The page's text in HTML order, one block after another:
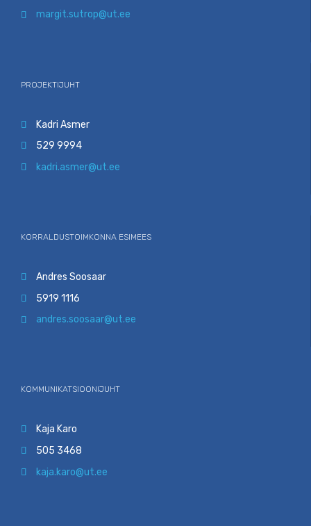
 margit.sutrop@ut.ee
PROJEKTIJUHT
 Kadri Asmer
 529 9994
 kadri.asmer@ut.ee
KORRALDUSTOIMKONNA ESIMEES
 Andres Soosaar
 5919 1116
 andres.soosaar@ut.ee
KOMMUNIKATSIOONIJUHT
 Kaja Karo
 505 3468
 kaja.karo@ut.ee